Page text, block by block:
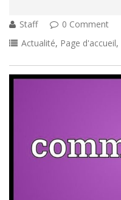
Staff
0 Comment
Actualité, Page d'accueil,